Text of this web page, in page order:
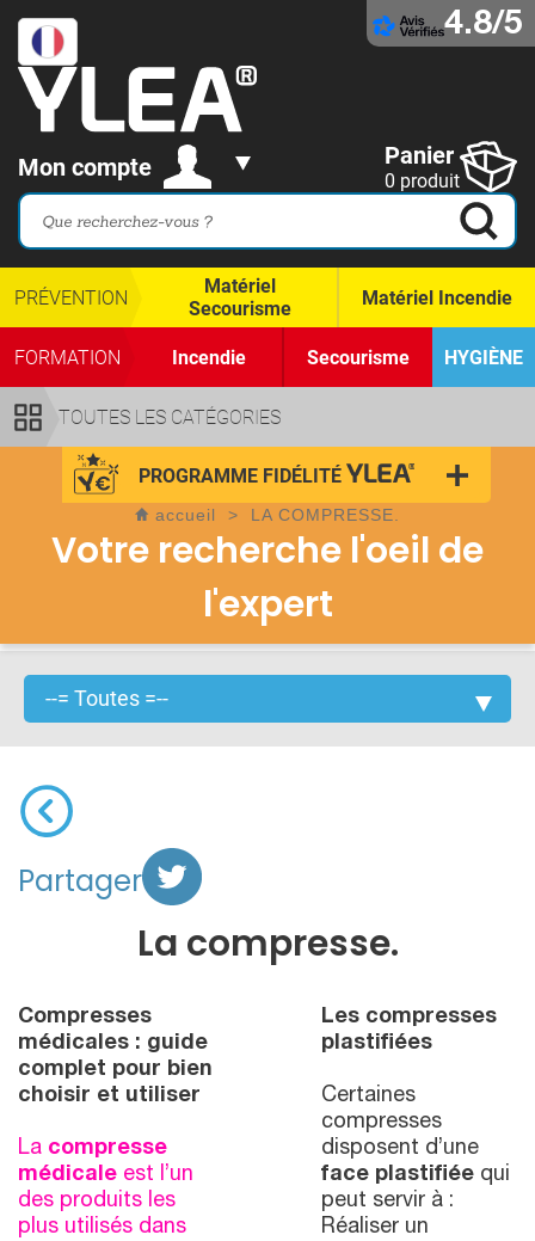
4.8/5
Mon compte Panier
0 produit
TOUTES LES CATÉGORIES
PRÉVENTION
Matériel
Secourisme
Matériel Incendie
FORMATION Incendie Secourisme HYGIÈNE
PROGRAMME FIDÉLITÉ
accueil > LA COMPRESSE.
Votre recherche l'oeil de
l'expert
Partager
La compresse.
Compresses
médicales : guide
complet pour bien
choisir et utiliser
La compresse
médicale est l’un
des produits les
plus utilisés dans
Les compresses
plastifiées
Certaines
compresses
disposent d’une
face plastifiée qui
peut servir à :
Réaliser un